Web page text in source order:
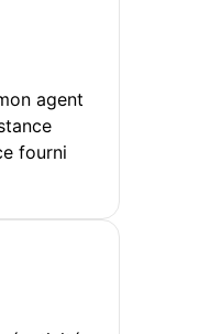
agent
fourni